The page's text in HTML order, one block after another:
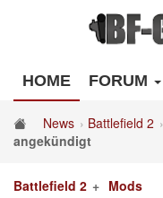
HOME FORUM
News Battlefield 2
angekündigt
Battlefield 2 Mods